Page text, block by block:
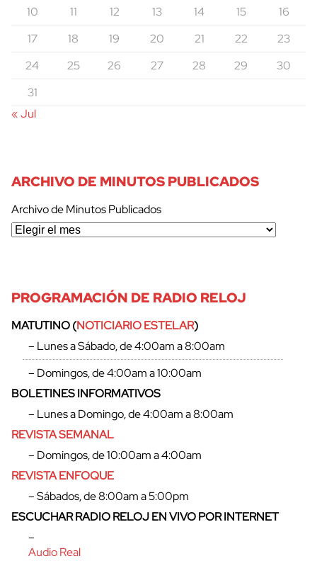
10 11 12 13 14 15
16
17
18 19 20 21 22
23
24
25 26 27 28 29
30
31
« Jul
ARCHIVO DE MINUTOS PUBLICADOS
Archivo de Minutos Publicados
PROGRAMACIÓN DE RADIO RELOJ
MATUTINO (NOTICIARIO ESTELAR)
– Lunes a Sábado, de 4:00am a 8:00am
– Domingos, de 4:00am a 10:00am
BOLETINES INFORMATIVOS
– Lunes a Domingo, de 4:00am a 8:00am
REVISTA SEMANAL
– Domingos, de 10:00am a 4:00am
REVISTA ENFOQUE
– Sábados, de 8:00am a 5:00pm
ESCUCHAR RADIO RELOJ EN VIVO POR INTERNET
–
Audio Real